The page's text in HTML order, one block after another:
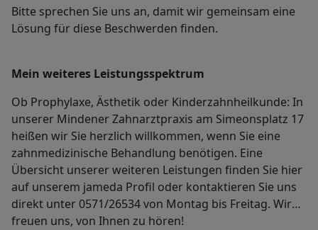
Bitte sprechen Sie uns an, damit wir gemeinsam eine
Lösung für diese Beschwerden finden.
Mein weiteres Leistungs­spektrum
Ob Prophylaxe, Ästhetik oder Kinderzahnheilkunde: In
unserer Mindener Zahnarztpraxis am Simeonsplatz 17
heißen wir Sie herzlich willkommen, wenn Sie eine
zahnmedizinische Behandlung benötigen. Eine
Übersicht unserer weiteren Leistungen finden Sie hier
auf unserem jameda Profil oder kontaktieren Sie uns
direkt unter 0571/26534 von Montag bis Freitag. Wir
freuen uns, von Ihnen zu hören!